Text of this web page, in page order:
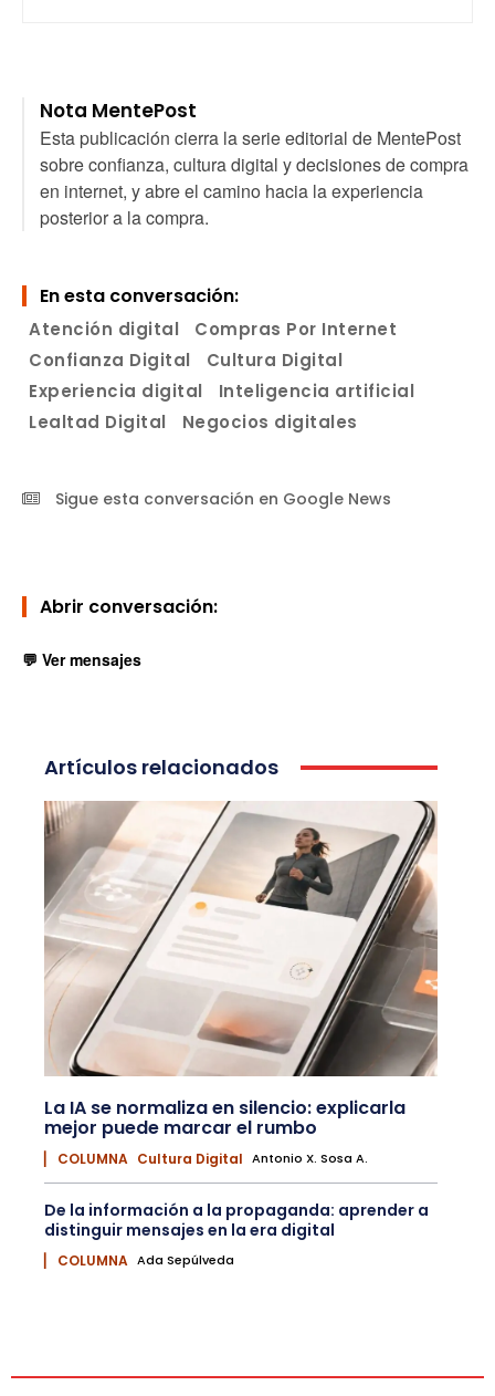
Nota MentePost
Esta publicación cierra la serie editorial de MentePost
sobre confianza, cultura digital y decisiones de compra
en internet, y abre el camino hacia la experiencia
posterior a la compra.
En esta conversación:
Atención digital
Compras Por Internet
Confianza Digital
Cultura Digital
Experiencia digital
Inteligencia artificial
Lealtad Digital
Negocios digitales
Sigue esta conversación en Google News
Abrir conversación:
💬 Ver mensajes
Artículos relacionados
La IA se normaliza en silencio: explicarla
mejor puede marcar el rumbo
▏ COLUMNA Cultura Digital Antonio X. Sosa A.
De la información a la propaganda: aprender a
distinguir mensajes en la era digital
▏ COLUMNA Ada Sepúlveda